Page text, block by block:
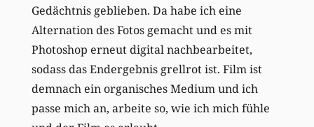
Gedächtnis geblieben. Da habe ich eine
Alternation des Fotos gemacht und es mit
Photoshop erneut digital nachbearbeitet,
sodass das Endergebnis grellrot ist. Film ist
demnach ein organisches Medium und ich
passe mich an, arbeite so, wie ich mich fühle